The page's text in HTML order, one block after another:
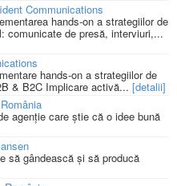
Communications
hands-on a strategiilor de
comunicate de presă, interviuri,...
hands-on a strategiilor de
& B2C Implicare activă... [detalii]
agenție care știe că o idee bună
să gândească și să producă